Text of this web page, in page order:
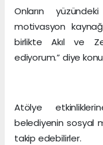
Onların
motivasyon
birlikte Akıl ve
ediyorum.” diye
Atölye
belediyenin sosyal
takip edebilirler.